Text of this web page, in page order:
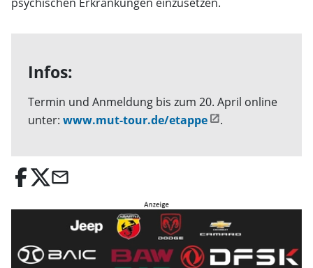
Infos:
Termin und Anmeldung bis zum 20. April online
unter: www.mut-tour.de/etappe .
email